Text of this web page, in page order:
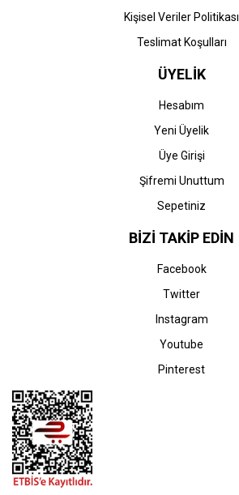
Kişisel Veriler Politikası
Teslimat Koşulları
ÜYELİK
Hesabım
Yeni Üyelik
Üye Girişi
Şifremi Unuttum
Sepetiniz
BİZİ TAKİP EDİN
Facebook
Twitter
Instagram
Youtube
Pinterest